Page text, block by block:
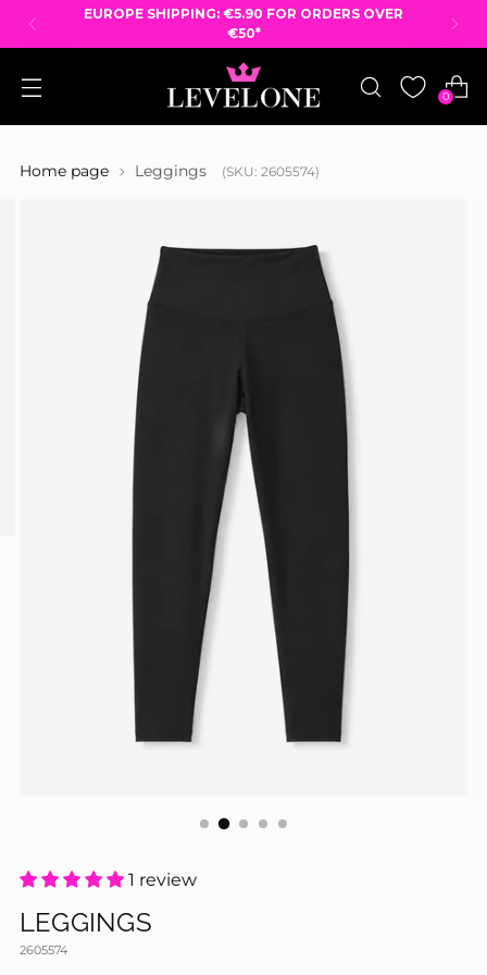
0
EUROPE SHIPPING: €5.90 FOR ORDERS OVER
€50*
Home page Leggings (SKU: 2605574)
1 review
LEGGINGS
2605574